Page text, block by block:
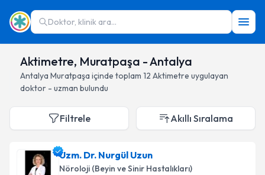
Doktor, klinik ara...
Aktimetre, Muratpaşa - Antalya
Antalya Muratpaşa içinde toplam 12 Aktimetre uygulayan
doktor - uzman bulundu
Filtrele Akıllı Sıralama
Uzm. Dr. Nurgül Uzun
Nöroloji (Beyin ve Sinir Hastalıkları)